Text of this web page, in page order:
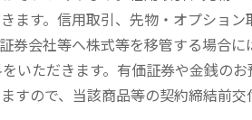
ます。信用取引、先物・オプショ
券会社等へ株式等を移管する場合
いただきます。有価証券や金銭の
すので、当該商品等の契約締結前